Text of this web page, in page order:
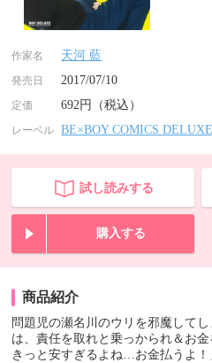
作家名 天河 藍
発売日 2017/07/10
定価 692円（税込）
レーベル BE×BOY COMICS DELUXE
試し読みする
購入する
商品紹介
問題児の瀬名川のウリを邪魔して
は、責任を取れと乗っかられ＆お
きっと安すぎるよね…お金払うよ